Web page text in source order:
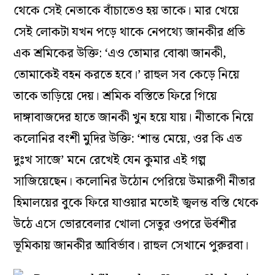
থেকে সেই নেতাকে বাঁচাতেও হয় তাকে। মার খেয়ে
সেই লোকটা যখন পড়ে থাকে নেপথ্যে জানকীর প্রতি
এক শ্রমিকের উক্তি: ‘এও তোমার বোঝা জানকী,
তোমাকেই বহন করতে হবে।’রাহুল সব কেড়ে নিয়ে
তাকে তাড়িয়ে দেয়। শ্রমিক বস্তিতে ফিরে গিয়ে
দাঙ্গাবাজদের হাতে জানকী খুন হয়ে যায়। নীতাকে নিয়ে
কলোনির বংশী মুদির উক্তি: ‘শান্ত মেয়ে, ওর কি এত
দুঃখ সাজে’ মনে রেখেই যেন কুমার এই গল্প
সাজিয়েছেন। কলোনির উঠোন পেরিয়ে উমারূপী নীতার
হিমালয়ের বুকে ফিরে যাওয়ার মতোই জ্বলন্ত বস্তি থেকে
উঠে এসে ভোরবেলার খোলা সেতুর ওপরে ঊর্বশীর
ভূমিকায় জানকীর আবির্ভাব। রাহুল সেখানে পুরুরবা।